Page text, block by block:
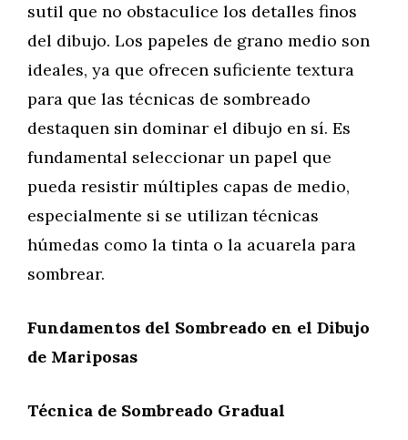
sutil que no obstaculice los detalles finos
del dibujo. Los papeles de grano medio son
ideales, ya que ofrecen suficiente textura
para que las técnicas de sombreado
destaquen sin dominar el dibujo en sí. Es
fundamental seleccionar un papel que
pueda resistir múltiples capas de medio,
especialmente si se utilizan técnicas
húmedas como la tinta o la acuarela para
sombrear.
Fundamentos del Sombreado en el Dibujo
de Mariposas
Técnica de Sombreado Gradual